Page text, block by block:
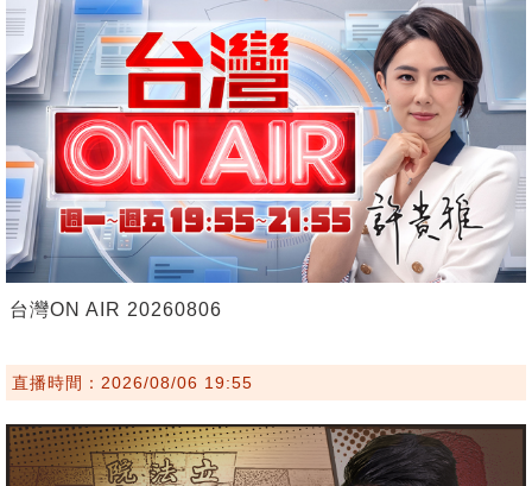
台灣ON AIR 20260806
直播時間：2026/08/06 19:55